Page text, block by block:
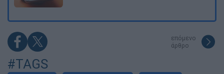
επόμενο
άρθρο
#TAGS